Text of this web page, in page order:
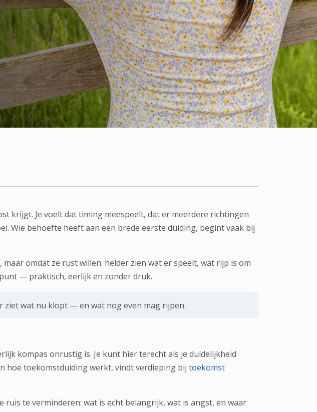
krijgt. Je voelt dat timing meespeelt, dat er meerdere richtingen
Wie behoefte heeft aan een brede eerste duiding, begint vaak bij
omdat ze rust willen: helder zien wat er speelt, wat rijp is om
— praktisch, eerlijk en zonder druk.
ziet wat nu klopt — en wat nog even mag rijpen.
kompas onrustig is. Je kunt hier terecht als je duidelijkheid
hoe toekomstduiding werkt, vindt verdieping bij toekomst
ruis te verminderen: wat is echt belangrijk, wat is angst, en waar